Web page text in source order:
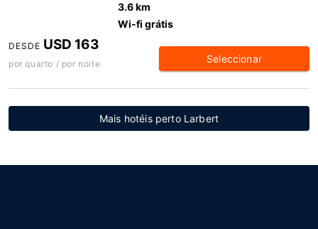
3.6 km
Wi-fi grátis
DESDE USD 163
por quarto / por noite Seleccionar
Mais hotéis perto Larbert